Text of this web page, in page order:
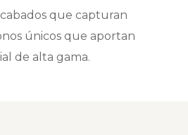
que capturan
únicos que aportan
de alta gama.